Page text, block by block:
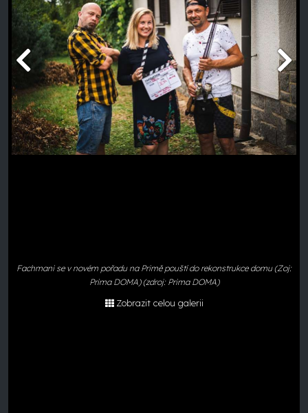
Fachmani se v novém pořadu na Primě pouští do rekonstrukce domu (Zoj:
Prima DOMA) (zdroj: Prima DOMA)
Zobrazit celou galerii